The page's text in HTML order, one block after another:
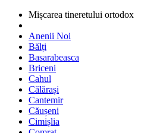
Mișcarea tineretului ortodox
Anenii Noi
Bălți
Basarabeasca
Briceni
Cahul
Călărași
Cantemir
Căușeni
Cimișlia